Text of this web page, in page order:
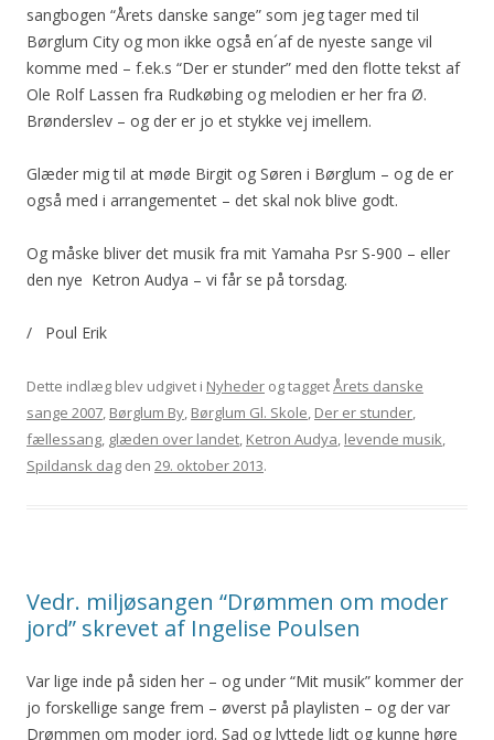
sangbogen “Årets danske sange” som jeg tager med til
Børglum City og mon ikke også en´af de nyeste sange vil
komme med – f.ek.s “Der er stunder” med den flotte tekst af
Ole Rolf Lassen fra Rudkøbing og melodien er her fra Ø.
Brønderslev – og der er jo et stykke vej imellem.
Glæder mig til at møde Birgit og Søren i Børglum – og de er
også med i arrangementet – det skal nok blive godt.
Og måske bliver det musik fra mit Yamaha Psr S-900 – eller
den nye Ketron Audya – vi får se på torsdag.
/ Poul Erik
Dette indlæg blev udgivet i Nyheder og taggetÅrets danske
sange 2007, Børglum By, Børglum Gl. Skole, Der er stunder,
fællessang, glæden over landet, Ketron Audya, levende musik,
Spildansk dag den 29. oktober 2013.
Vedr. miljøsangen “Drømmen om moder
jord” skrevet af Ingelise Poulsen
Var lige inde på siden her – og under “Mit musik” kommer der
jo forskellige sange frem – øverst på playlisten – og der var
Drømmen om moder jord. Sad og lyttede lidt og kunne høre